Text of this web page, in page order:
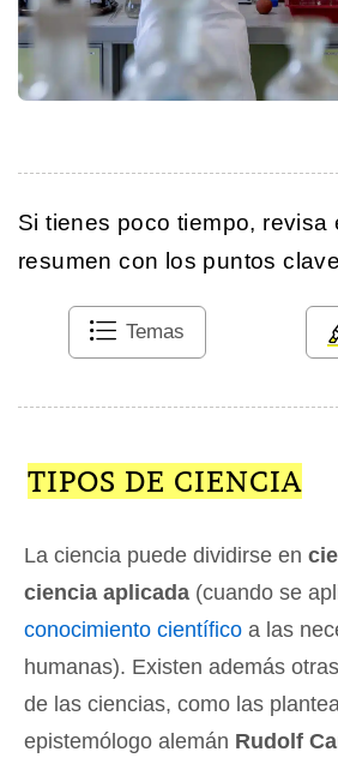
Si tienes poco tiempo, revisa
resumen con los puntos
Temas
TIPOS DE CIENCIA
La ciencia puede dividirse en
ciencia aplicada (cuando se
conocimiento científico a las
humanas). Existen además
de las ciencias, como las
epistemólogo alemán Rudolf